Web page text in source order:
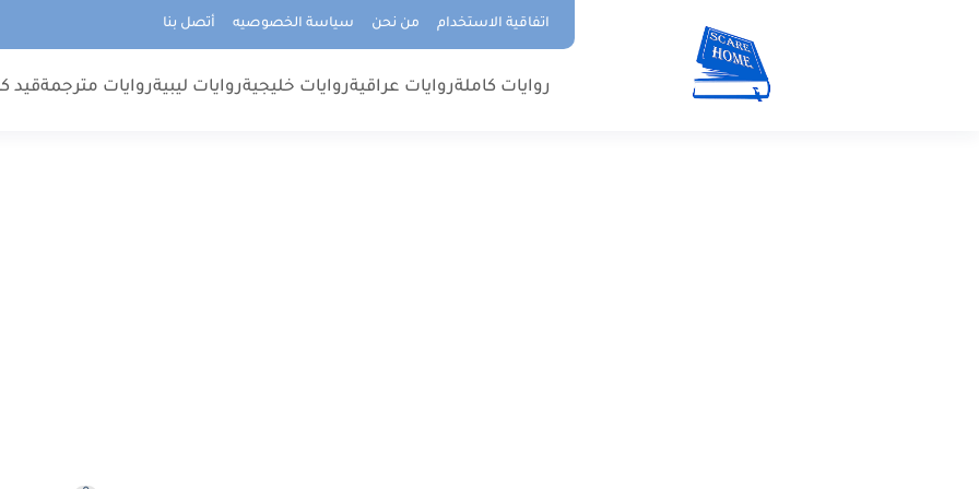
اتفاقية الاستخدام من نحن سياسة الخصوصيه أتصل بنا
روايات كاملةروايات عراقيةروايات خليجيةروايات ليبيةروايات مترجمةقيد